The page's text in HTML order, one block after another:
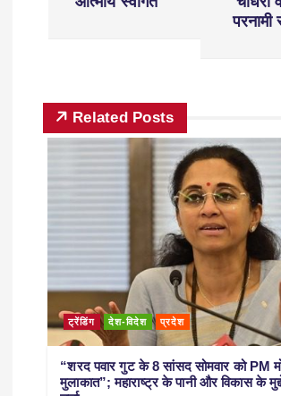
परनामी
Related Posts
ट्रेंडिंग देश-विदेश प्रदेश
“शरद पवार गुट के 8 सांसद सोमवार को PM
मुलाकात”; महाराष्ट्र के पानी और विकास के